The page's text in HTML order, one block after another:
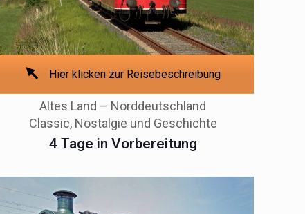
Hier klicken zur Reisebeschreibung
Altes Land – Norddeutschland
Classic, Nostalgie und Geschichte
4 Tage in Vorbereitung